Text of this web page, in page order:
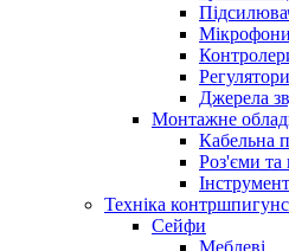
Мікрофони
Джерела
Монтажне
Кабельна
Роз'єми та
Техніка
Сейфи
Меблеві